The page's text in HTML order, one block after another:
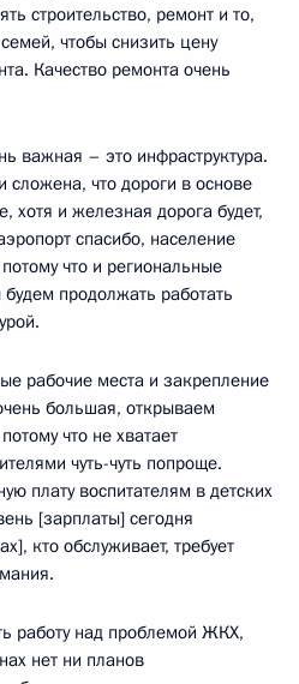
строительство, ремонт и то,
чтобы снизить цену
Качество ремонта очень
важная – это инфраструктура.
сложена, что дороги в основе
хотя и железная дорога будет,
спасибо, население
что и региональные
продолжать работать
рабочие места и закрепление
большая, открываем
что не хватает
чуть-чуть попроще.
плату воспитателям в детских
[зарплаты] сегодня
кто обслуживает, требует
работу над проблемой ЖКХ,
нет ни планов